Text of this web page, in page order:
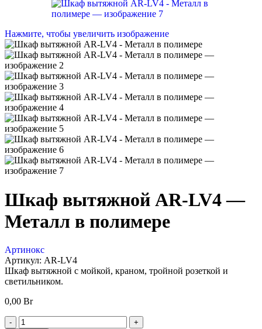
Нажмите, чтобы увеличить изображение
Шкаф вытяжной AR-LV4 —
Металл в полимере
Артинокс
Артикул: AR-LV4
Шкаф вытяжной с мойкой, краном, тройной розеткой и
светильником.
0,00 Br